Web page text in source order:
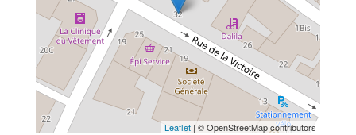
Leaflet | © OpenStreetMap contributors